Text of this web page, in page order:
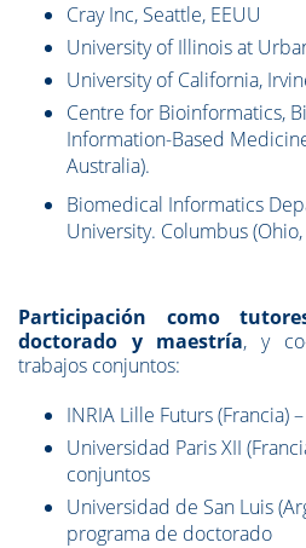
Cray Inc, Seattle, EEUU
University of Illinois at
University of California,
Centre for Bioinformatics,
Information-Based
Australia).
Biomedical Informatics
University. Columbus (Ohio,
Participación como
doctorado y maestría, y
trabajos conjuntos:
INRIA Lille Futurs (Francia)
Universidad Paris XII
conjuntos
Universidad de San Luis
programa de doctorado